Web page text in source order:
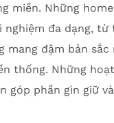
miền. Những
đa dạng,
mang đậm bản
thống. Những
góp phần gìn giữ